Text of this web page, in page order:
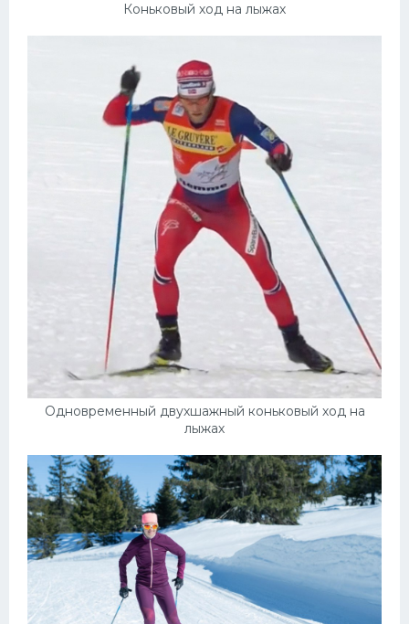
Коньковый ход на лыжах
Одновременный двухшажный коньковый ход на
лыжах